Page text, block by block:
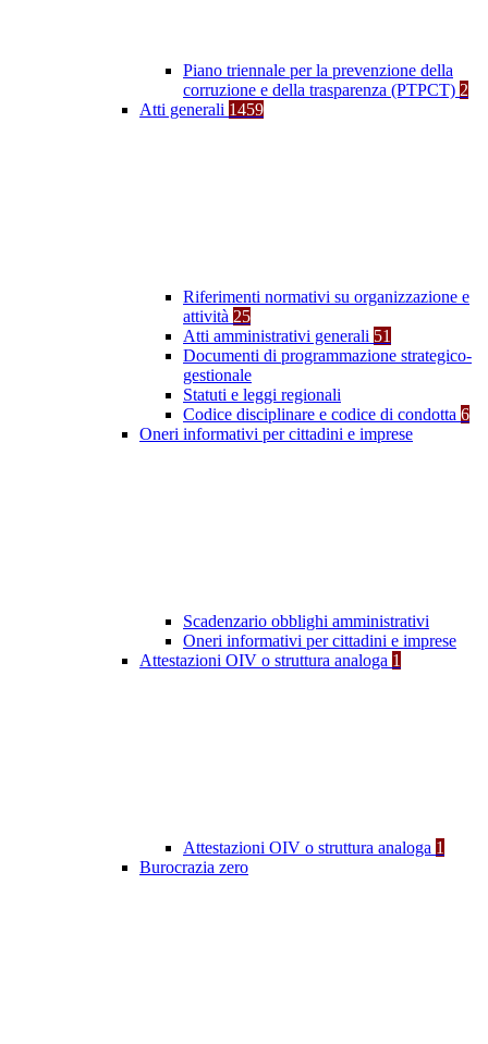
Piano triennale per la prevenzione della
corruzione e della trasparenza (PTPCT) 2
Atti generali 1459
Riferimenti normativi su organizzazione e
attività 25
Atti amministrativi generali 51
Documenti di programmazione strategico-
gestionale
Statuti e leggi regionali
Codice disciplinare e codice di condotta 6
Oneri informativi per cittadini e imprese
Scadenzario obblighi amministrativi
Oneri informativi per cittadini e imprese
Attestazioni OIV o struttura analoga 1
Attestazioni OIV o struttura analoga 1
Burocrazia zero